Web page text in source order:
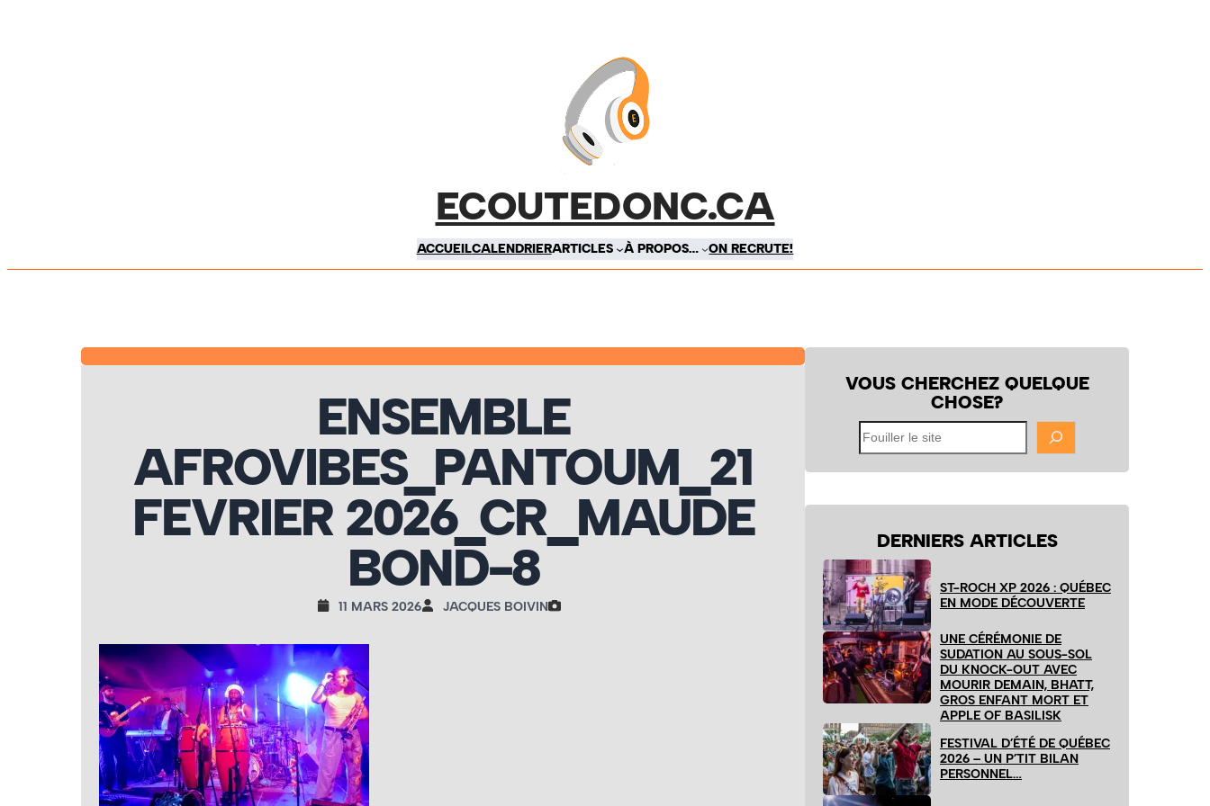
ECOUTEDONC.CA
ACCUEILCALENDRIERARTICLES À PROPOS… ON RECRUTE!
ENSEMBLE
AFROVIBES_PANTOUM_21
FEVRIER 2026_CR_MAUDE
BOND-8
11 MARS 2026 JACQUES BOIVIN
VOUS CHERCHEZ QUELQUE
CHOSE?
Fouiller
le
site
DERNIERS ARTICLES
ST-ROCH XP 2026 : QUÉBEC
EN MODE DÉCOUVERTE
UNE CÉRÉMONIE DE
SUDATION AU SOUS-SOL
DU KNOCK-OUT AVEC
MOURIR DEMAIN, BHATT,
GROS ENFANT MORT ET
APPLE OF BASILISK
FESTIVAL D’ÉTÉ DE QUÉBEC
2026 – UN P’TIT BILAN
PERSONNEL…